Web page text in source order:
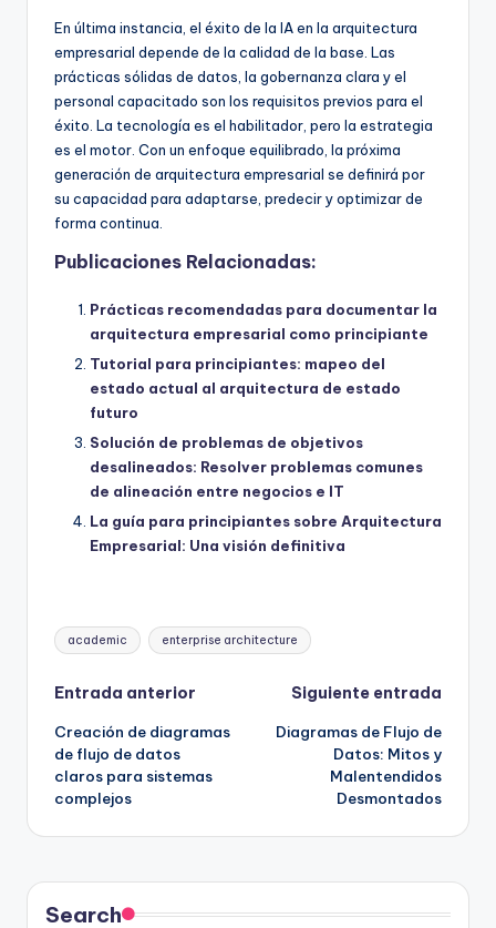
En última instancia, el éxito de la IA en la arquitectura
empresarial depende de la calidad de la base. Las
prácticas sólidas de datos, la gobernanza clara y el
personal capacitado son los requisitos previos para el
éxito. La tecnología es el habilitador, pero la estrategia
es el motor. Con un enfoque equilibrado, la próxima
generación de arquitectura empresarial se definirá por
su capacidad para adaptarse, predecir y optimizar de
forma continua.
Publicaciones Relacionadas:
Prácticas recomendadas para documentar la
arquitectura empresarial como principiante
Tutorial para principiantes: mapeo del
estado actual al arquitectura de estado
futuro
Solución de problemas de objetivos
desalineados: Resolver problemas comunes
de alineación entre negocios e IT
La guía para principiantes sobre Arquitectura
Empresarial: Una visión definitiva
Etiquetas:
academic enterprise architecture
Navegación
de
entradas
Entrada anterior
Creación de diagramas
de flujo de datos
claros para sistemas
complejos
Siguiente entrada
Diagramas de Flujo de
Datos: Mitos y
Malentendidos
Desmontados
Search